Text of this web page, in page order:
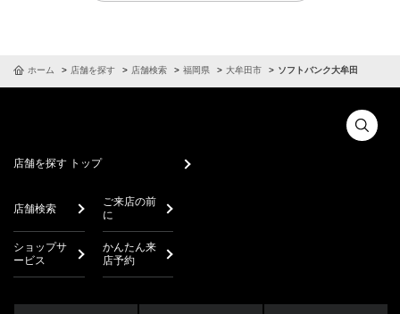
ホーム 店舗を探す 店舗検索 福岡県 大牟田市 ソフトバンク大牟田
店舗を探す トップ
店舗検索
ご来店の前
に
ショップサ
ービス
かんたん来
店予約